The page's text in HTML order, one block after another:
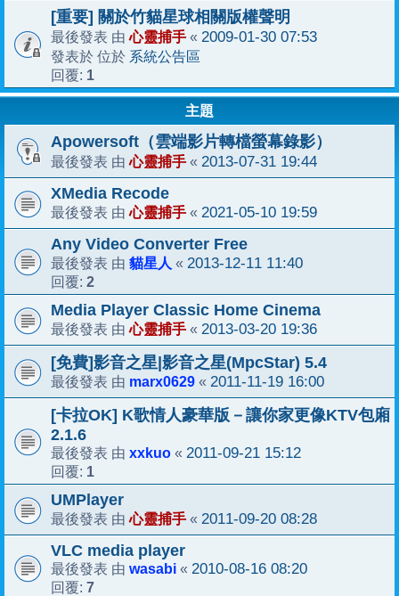
[重要] 關於竹貓星球相關版權聲明
最後發表 由心靈捕手 « 2009-01-30 07:53
發表於 位於 系統公告區
回覆: 1
主題
Apowersoft（雲端影片轉檔螢幕錄影）
最後發表 由心靈捕手 « 2013-07-31 19:44
XMedia Recode
最後發表 由心靈捕手 « 2021-05-10 19:59
Any Video Converter Free
最後發表 由 貓星人 « 2013-12-11 11:40
回覆: 2
Media Player Classic Home Cinema
最後發表 由心靈捕手 « 2013-03-20 19:36
[免費]影音之星|影音之星(MpcStar) 5.4
最後發表 由 marx0629 « 2011-11-19 16:00
[卡拉OK] K歌情人豪華版－讓你家更像KTV包廂
2.1.6
最後發表 由 xxkuo « 2011-09-21 15:12
回覆: 1
UMPlayer
最後發表 由心靈捕手 « 2011-09-20 08:28
VLC media player
最後發表 由 wasabi « 2010-08-16 08:20
回覆: 7